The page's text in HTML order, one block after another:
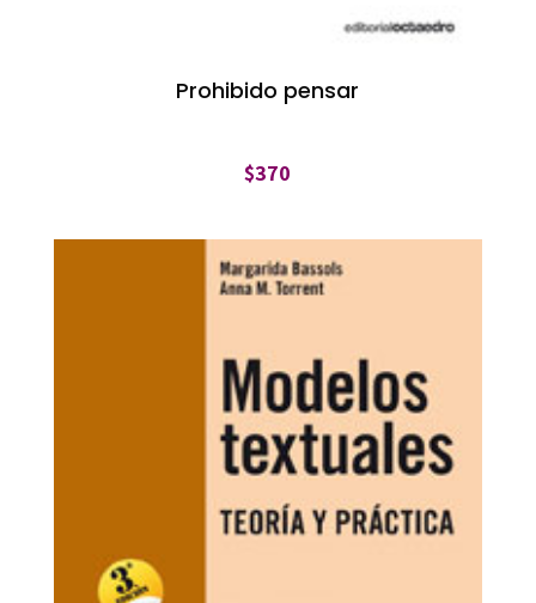
Prohibido pensar
$370